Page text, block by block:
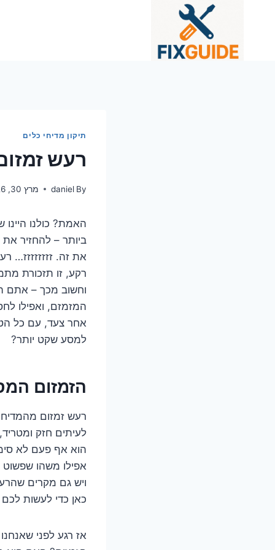
תיקון מדיחי כלים
רעש
By
daniel מרץ 30, 2026
האמת? כולנו
ביותר – להחזיר
את זה. זזזזזזזז…
רקע, זו תזכורת
וחשוב מכך – אתם
המזמזם, ואפילו
אחר צעד, עם כל
למסע שקט יותר?
הזמזום
רעש זמזום מהמדיח
לעיתים חזק
הוא אף פעם לא
אפילו משהו
ויש גם מקרים
כאן כדי לעשות
אז רגע לפני